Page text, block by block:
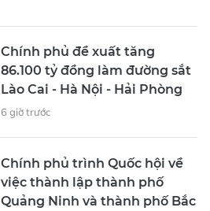
Chính phủ đề xuất tăng
86.100 tỷ đồng làm đường sắt
Lào Cai - Hà Nội - Hải Phòng
6 giờ trước
Chính phủ trình Quốc hội về
việc thành lập thành phố
Quảng Ninh và thành phố Bắc